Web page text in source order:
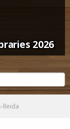
2026
lleida